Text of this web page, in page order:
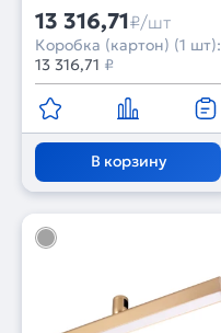
13 316,71₽/шт
Коробка (картон) (1 шт):
13 316,71 ₽
В корзину